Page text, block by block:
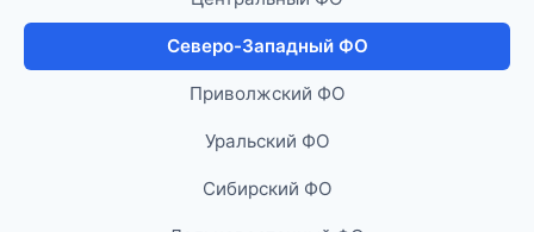
Северо-Западный ФО
Приволжский ФО
Уральский ФО
Сибирский ФО